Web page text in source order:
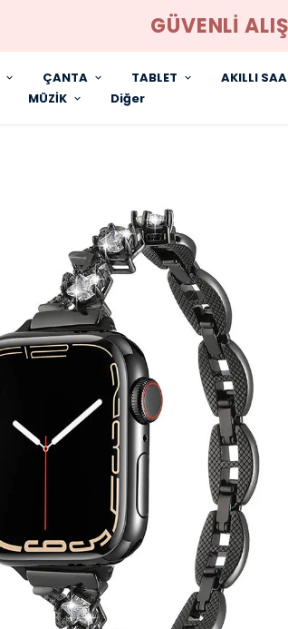
GÜVENLİ
ÇANTA TABLET AKILLI
MÜZİK Diğer